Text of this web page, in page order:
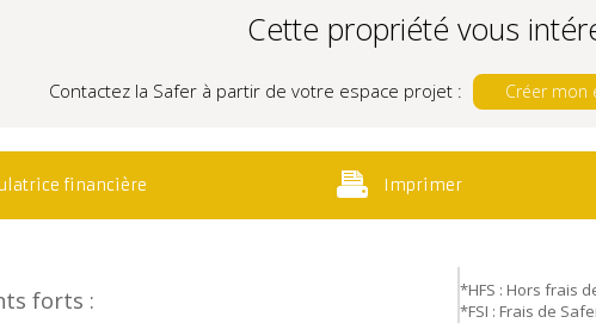
Cette propriété vous
Contactez la Safer à partir de votre espace projet : Créer mon
financière Imprimer
forts :
*HFS : Hors frais
*FSI : Frais de